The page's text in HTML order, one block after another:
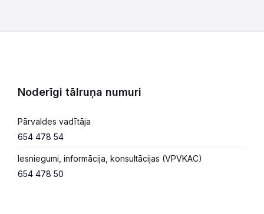
Noderīgi tālruņa numuri
Pārvaldes vadītāja
654 478 54
Iesniegumi, informācija, konsultācijas (VPVKAC)
654 478 50